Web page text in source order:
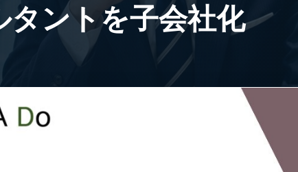
タントを子会社化